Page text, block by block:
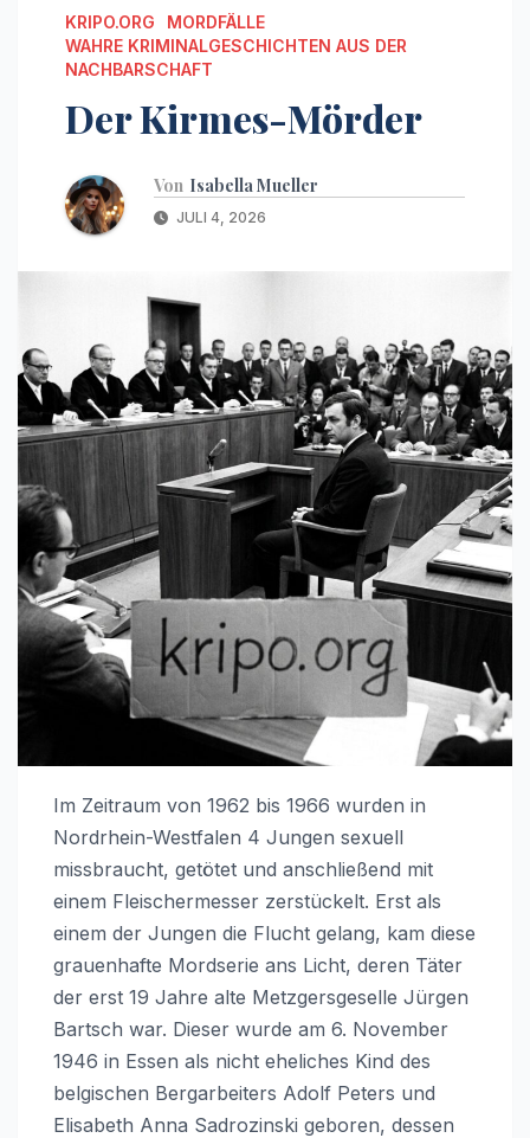
KRIPO.ORG
MORDFÄLLE
WAHRE KRIMINALGESCHICHTEN AUS DER
NACHBARSCHAFT
Der Kirmes-Mörder
Von Isabella Mueller
JULI 4, 2026
Im Zeitraum von 1962 bis 1966 wurden in
Nordrhein-Westfalen 4 Jungen sexuell
missbraucht, getötet und anschließend mit
einem Fleischermesser zerstückelt. Erst als
einem der Jungen die Flucht gelang, kam diese
grauenhafte Mordserie ans Licht, deren Täter
der erst 19 Jahre alte Metzgersgeselle Jürgen
Bartsch war. Dieser wurde am 6. November
1946 in Essen als nicht eheliches Kind des
belgischen Bergarbeiters Adolf Peters und
Elisabeth Anna Sadrozinski geboren, dessen